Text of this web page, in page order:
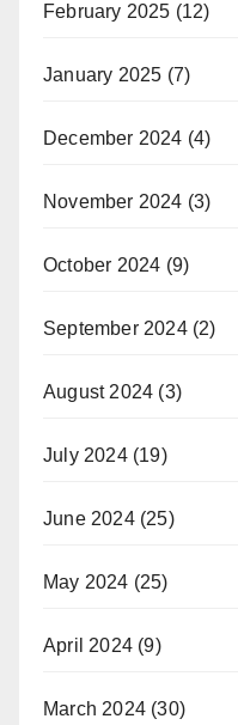
February 2025 (12)
January 2025 (7)
December 2024 (4)
November 2024 (3)
October 2024 (9)
September 2024(2)
August 2024 (3)
July 2024(19)
June 2024(25)
May 2024 (25)
April 2024 (9)
March 2024 (30)